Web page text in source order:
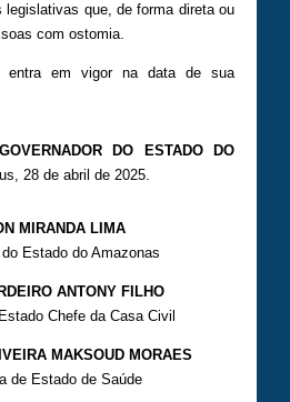
legislativas que, de forma direta ou
com ostomia.
em vigor na data de sua
DO ESTADO DO
28 de abril de 2025.
MIRANDA LIMA
Estado do Amazonas
ANTONY FILHO
Chefe da Casa Civil
MAKSOUD MORAES
de Estado de Saúde